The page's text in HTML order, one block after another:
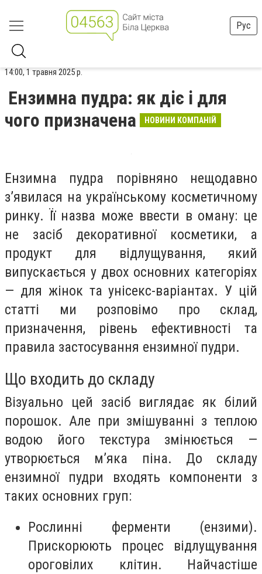
Рус
14:00, 1 травня 2025 р.
Ензимна пудра: як діє і для
чого призначена
НОВИНИ КОМПАНІЙ
Ензимна пудра порівняно нещодавно
з’явилася на українському косметичному
ринку. Її назва може ввести в оману: це
не засіб декоративної косметики, а
продукт для відлущування, який
випускається у двох основних категоріях
— для жінок та унісекс-варіантах. У цій
статті ми розповімо про склад,
призначення, рівень ефективності та
правила застосування ензимної пудри.
Що входить до складу
Візуально цей засіб виглядає як білий
порошок. Але при змішуванні з теплою
водою його текстура змінюється —
утворюється м’яка піна. До складу
ензимної пудри входять компоненти з
таких основних груп:
Рослинні ферменти (ензими).
Прискорюють процес відлущування
ороговілих клітин. Найчастіше